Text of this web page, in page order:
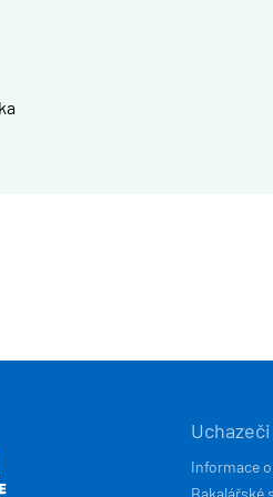
HLAVNÍ
Uchazeči
Informace
Bakalářské